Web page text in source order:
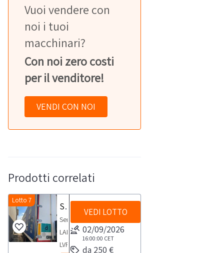
Vuoi vendere con
noi i tuoi
macchinari?
Con noi zero costi
per il venditore!
VENDI CON NOI
Prodotti correlati
Lotto 7
Semirimorchio LAMBERET
Semirimorchio
LAMBERET
LVFS3E1R
VEDI LOTTO
02/09/2026
16:00:00 CET
da 250 €